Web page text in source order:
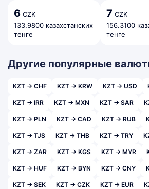
6 CZK
133.9800 казахстанских
тенге
7 CZK
156.3100
тенге
Другие популярные
KZT → CHF KZT → KRW KZT → USD
KZT → IRR KZT → MXN KZT → SAR
KZT → PLN KZT → CAD KZT → RUB
KZT → TJS KZT → THB KZT → TRY
KZT → ZAR KZT → KGS KZT → MYR
KZT → HUF KZT → BYN KZT → CNY
KZT → SEK KZT → CZK KZT → EUR